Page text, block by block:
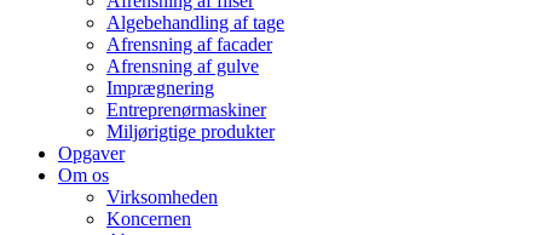
Algebehandling af tage
Afrensning af facader
Afrensning af gulve
Imprægnering
Entreprenørmaskiner
Miljørigtige produkter
Opgaver
Om os
Virksomheden
Koncernen